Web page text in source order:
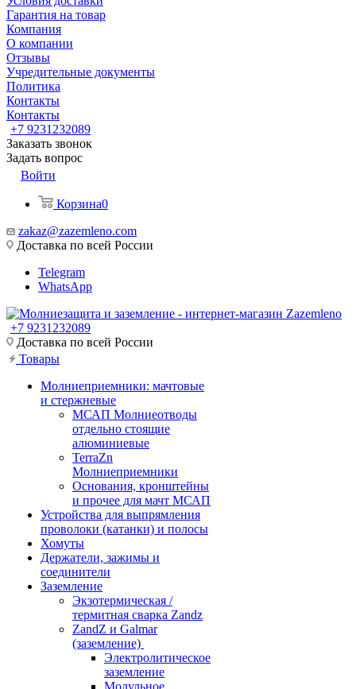
Гарантия на товар
Компания
О компании
Отзывы
Учредительные документы
Политика
Контакты
Контакты
+7 9231232089
Заказать звонок
Задать вопрос
Войти
Корзина0
zakaz@zazemleno.com
Доставка по всей России
Telegram
WhatsApp
+7 9231232089
Доставка по всей России
Товары
Молниеприемники: мачтовые
и стержневые
МСАП Молниеотводы
отдельно стоящие
алюминиевые
TerraZn
Молниеприемники
Основания, кронштейны
и прочее для мачт МСАП
Устройства для выпрямления
проволоки (катанки) и полосы
Хомуты
Держатели, зажимы и
соединители
Заземление
Экзотермическая /
термитная сварка Zandz
ZandZ и Galmar
(заземление)
Электролитическое
заземление
Модульное